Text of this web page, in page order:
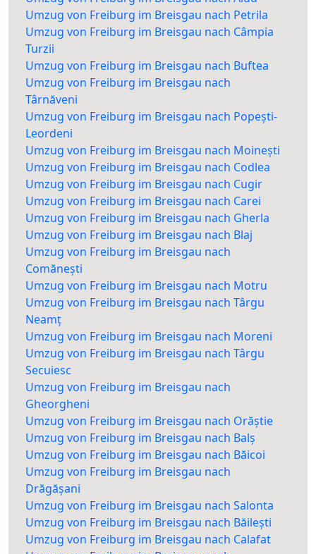
Umzug von Freiburg im Breisgau nach Petrila
Umzug von Freiburg im Breisgau nach Câmpia
Turzii
Umzug von Freiburg im Breisgau nach Buftea
Umzug von Freiburg im Breisgau nach
Târnăveni
Umzug von Freiburg im Breisgau nach Popești-
Leordeni
Umzug von Freiburg im Breisgau nach Moinești
Umzug von Freiburg im Breisgau nach Codlea
Umzug von Freiburg im Breisgau nach Cugir
Umzug von Freiburg im Breisgau nach Carei
Umzug von Freiburg im Breisgau nach Gherla
Umzug von Freiburg im Breisgau nach Blaj
Umzug von Freiburg im Breisgau nach
Comănești
Umzug von Freiburg im Breisgau nach Motru
Umzug von Freiburg im Breisgau nach Târgu
Neamț
Umzug von Freiburg im Breisgau nach Moreni
Umzug von Freiburg im Breisgau nach Târgu
Secuiesc
Umzug von Freiburg im Breisgau nach
Gheorgheni
Umzug von Freiburg im Breisgau nach Orăștie
Umzug von Freiburg im Breisgau nach Balș
Umzug von Freiburg im Breisgau nach Băicoi
Umzug von Freiburg im Breisgau nach
Drăgășani
Umzug von Freiburg im Breisgau nach Salonta
Umzug von Freiburg im Breisgau nach Băilești
Umzug von Freiburg im Breisgau nach Calafat